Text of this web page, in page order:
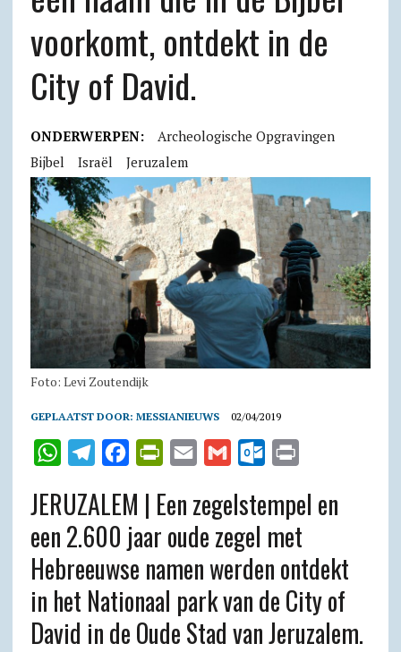
voorkomt, ontdekt in de
City of David.
ONDERWERPEN:
Archeologische Opgravingen
Bijbel
Israël Jeruzalem
Foto: Levi Zoutendijk
GEPLAATST DOOR: MESSIANIEUWS 02/04/2019
W
a
s
p
p
T
l
e
g
r
a
m
c
e
b
o
k
i
n
t
F
r
i
a
i
l
a
i
l
t
l
o
o
k
i
n
t
JERUZALEM | Een zegelstempel en
een 2.600 jaar oude zegel met
Hebreeuwse namen werden ontdekt
in het Nationaal park van de City of
David in de Oude Stad van Jeruzalem.